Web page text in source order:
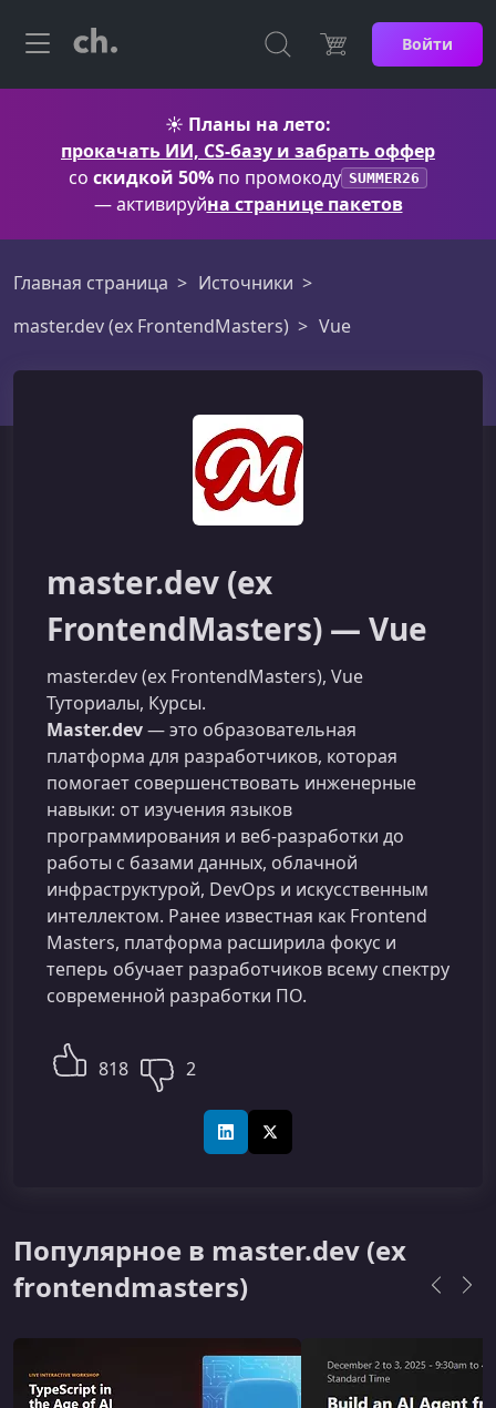
Войти
☀️ Планы на лето:
прокачать ИИ, CS-базу и забрать оффер
со скидкой 50% по промокоду SUMMER26
— активируйна странице пакетов
Главная страница
Источники
master.dev (ex FrontendMasters)
Vue
master.dev (ex
FrontendMasters) — Vue
master.dev (ex FrontendMasters), Vue
Туториалы, Курсы.
Master.dev— это образовательная
платформа для разработчиков, которая
помогает совершенствовать инженерные
навыки: от изучения языков
программирования и веб-разработки до
работы с базами данных, облачной
инфраструктурой, DevOps и искусственным
интеллектом. Ранее известная как Frontend
Masters, платформа расширила фокус и
теперь обучает разработчиков всему спектру
современной разработки ПО.
818 2
LinkedInX (Twitter)
Популярное в master.dev (ex
frontendmasters)